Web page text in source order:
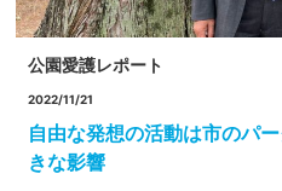
公園愛護レポート
2022/11/21
自由な発想の活動は市のパ
きな影響